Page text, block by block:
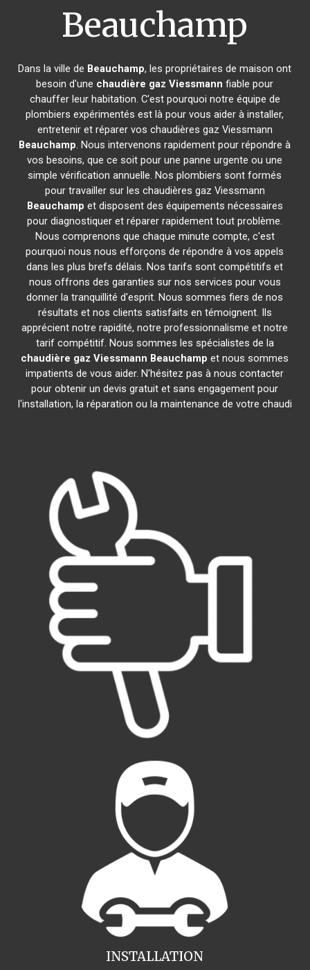
Beauchamp
Dans la ville de Beauchamp, les propriétaires de maison ont
besoin d'une chaudière gaz Viessmann fiable pour
chauffer leur habitation. C'est pourquoi notre équipe de
plombiers expérimentés est là pour vous aider à installer,
entretenir et réparer vos chaudières gaz Viessmann
Beauchamp. Nous intervenons rapidement pour répondre à
vos besoins, que ce soit pour une panne urgente ou une
simple vérification annuelle. Nos plombiers sont formés
pour travailler sur les chaudières gaz Viessmann
Beauchamp et disposent des équipements nécessaires
pour diagnostiquer et réparer rapidement tout problème.
Nous comprenons que chaque minute compte, c'est
pourquoi nous nous efforçons de répondre à vos appels
dans les plus brefs délais. Nos tarifs sont compétitifs et
nous offrons des garanties sur nos services pour vous
donner la tranquillité d'esprit. Nous sommes fiers de nos
résultats et nos clients satisfaits en témoignent. Ils
apprécient notre rapidité, notre professionnalisme et notre
tarif compétitif. Nous sommes les spécialistes de la
chaudière gaz Viessmann Beauchamp et nous sommes
impatients de vous aider. N'hésitez pas à nous contacter
pour obtenir un devis gratuit et sans engagement pour
l'installation, la réparation ou la maintenance de votre chaudi
INSTALLATION